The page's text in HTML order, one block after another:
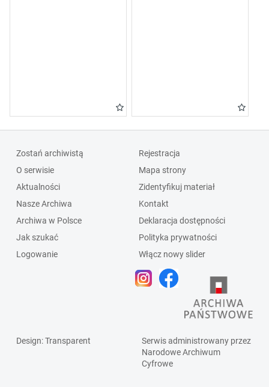
Zostań archiwistą
O serwisie
Aktualności
Nasze Archiwa
Archiwa w Polsce
Jak szukać
Logowanie
Rejestracja
Mapa strony
Zidentyfikuj materiał
Kontakt
Deklaracja dostępności
Polityka prywatności
Włącz nowy slider
Design: Transparent
Serwis administrowany przez
Narodowe Archiwum
Cyfrowe